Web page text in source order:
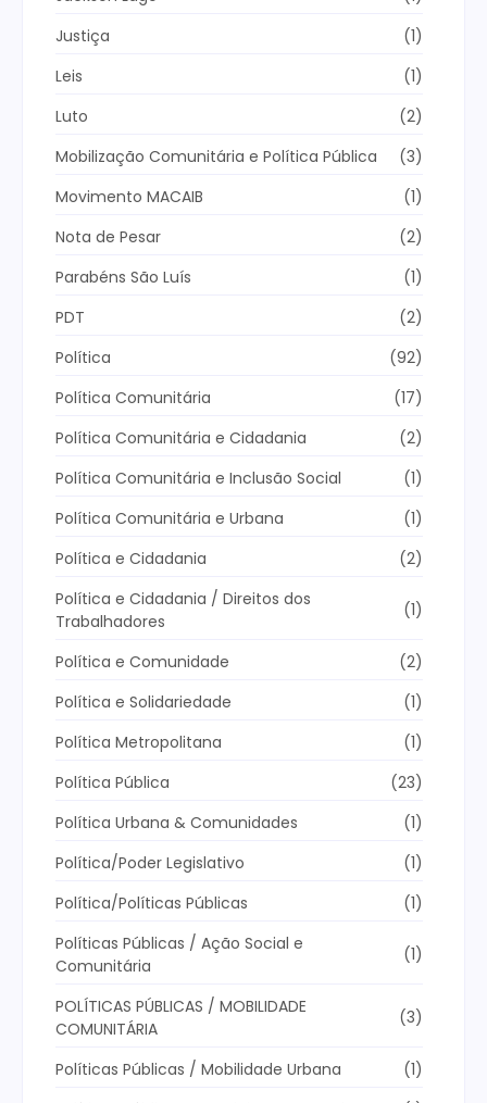
Justiça
(1)
Leis
(1)
Luto
(2)
Mobilização Comunitária e Política Pública
(3)
Movimento MACAIB
(1)
Nota de Pesar
(2)
Parabéns São Luís
(1)
PDT
(2)
Política
(92)
Política Comunitária
(17)
Política Comunitária e Cidadania
(2)
Política Comunitária e Inclusão Social
(1)
Política Comunitária e Urbana
(1)
Política e Cidadania
(2)
Política e Cidadania / Direitos dos
Trabalhadores
(1)
Política e Comunidade
(2)
Política e Solidariedade
(1)
Política Metropolitana
(1)
Política Pública
(23)
Política Urbana & Comunidades
(1)
Política/Poder Legislativo
(1)
Política/Políticas Públicas
(1)
Políticas Públicas / Ação Social e
Comunitária
(1)
POLÍTICAS PÚBLICAS / MOBILIDADE
COMUNITÁRIA
(3)
Políticas Públicas / Mobilidade Urbana
(1)